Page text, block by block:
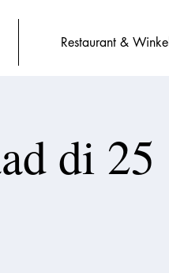
Restaurant & Winkel
di 25